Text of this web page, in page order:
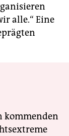
alle.“ Eine
kommenden